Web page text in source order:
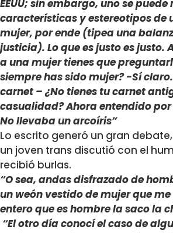
EEUU; sin embargo, uno se puede
características y estereotipos de
mujer, por ende (tipea una
justicia). Lo que es justo es justo.
a una mujer tienes que
siempre has sido mujer? -Sí
carnet – ¿No tienes tu carnet
casualidad? Ahora entendido
No llevaba un arcoíris”
Lo escrito generó un gran
un joven trans discutió con el
recibió burlas.
“O sea, andas disfrazado de
un weón vestido de mujer que me
entero que es hombre la saco la
“El otro día conocí el caso de